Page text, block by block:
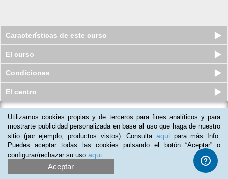
Características de este curso
El curso
Condiciones
El centro
Curso en línea (Online) de Técnico
Profesional en Electricidad...
Plazas disponibles
$2,540 mxn $1,950mxn
( 2)
Utilizamos cookies propias y de terceros para fines analíticos y para
mostrarte publicidad personalizada en base al uso que haga de nuestro
sitio (por ejemplo, productos vistos). Consulta aqui para más Info.
Puedes aceptar todas las cookies pulsando el botón “Aceptar” o
configurar/rechazar su uso aqui
Aceptar